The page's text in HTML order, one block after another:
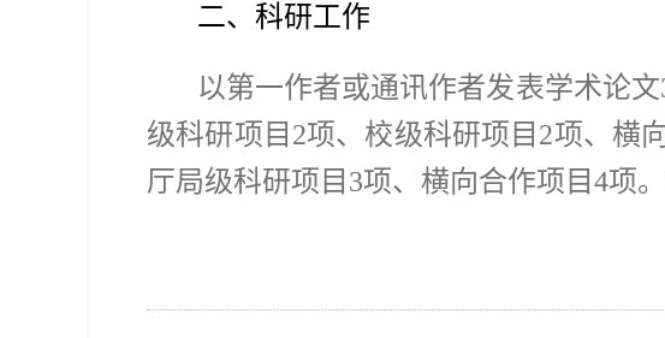
二、科研工作
以第一作者或通讯作者发表学术论文
级科研项目 2项、校级科研项目 2项、横
厅局级科研项目 3项、横向合作项目4项